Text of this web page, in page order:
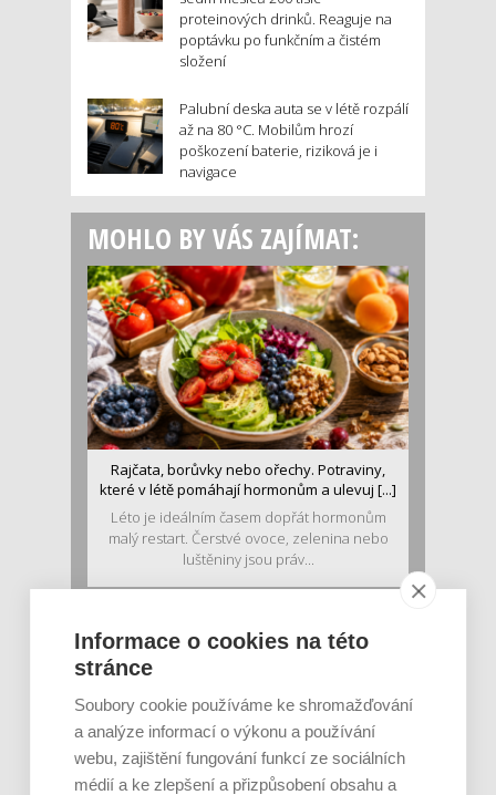
proteinových drinků. Reaguje na
poptávku po funkčním a čistém
složení
Palubní deska auta se v létě rozpálí
až na 80 °C. Mobilům hrozí
poškození baterie, riziková je i
navigace
MOHLO BY VÁS ZAJÍMAT:
Rajčata, borůvky nebo ořechy. Potraviny,
které v létě pomáhají hormonům a ulevuj [...]
Léto je ideálním časem dopřát hormonům
malý restart. Čerstvé ovoce, zelenina nebo
luštěniny jsou práv...
Informace o cookies na této
stránce
Soubory cookie používáme ke shromažďování
a analýze informací o výkonu a používání
webu, zajištění fungování funkcí ze sociálních
médií a ke zlepšení a přizpůsobení obsahu a